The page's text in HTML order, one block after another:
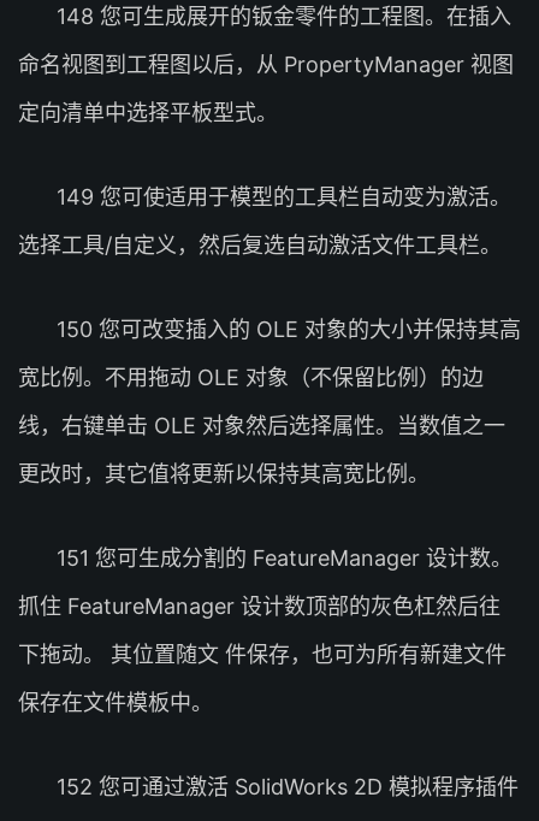
148 您可生成展开的钣金零件的工程图。在插入
命名视图到工程图以后，从 PropertyManager 视图
定向清单中选择平板型式。
149 您可使适用于模型的工具栏自动变为激活。
选择工具/自定义，然后复选自动激活文件工具栏。
150 您可改变插入的 OLE 对象的大小并保持其高
宽比例。不用拖动 OLE 对象（不保留比例）的边
线，右键单击 OLE 对象然后选择属性。当数值之一
更改时，其它值将更新以保持其高宽比例。
151 您可生成分割的 FeatureManager 设计数。
抓住 FeatureManager 设计数顶部的灰色杠然后往
下拖动。 其位置随文 件保存，也可为所有新建文件
保存在文件模板中。
152 您可通过激活 SolidWorks 2D 模拟程序插件